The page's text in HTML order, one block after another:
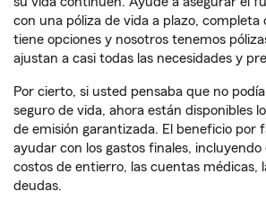
con una póliza de vida a plazo, completa
tiene opciones y nosotros tenemos
ajustan a casi todas las necesidades y
Por cierto, si usted pensaba que no
seguro de vida, ahora están disponibles
de emisión garantizada. El beneficio por
ayudar con los gastos finales, incluyendo
costos de entierro, las cuentas médicas,
deudas.